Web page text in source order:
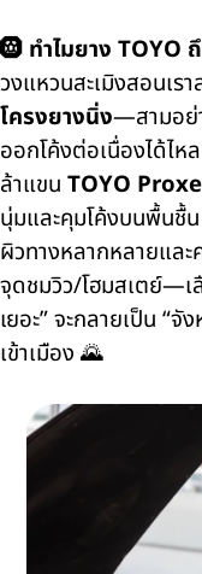
🛞 ทำไมยาง TOYO
วงแหวนสะเมิงสอนเรา
โครงยางนิ่ง—สามอย่
ออกโค้งต่อเนื่องได้ไ
ล้าแขน TOYO
นุ่มและคุมโค้งบนพื้นชื้
ผิวทางหลากหลายแล
จุดชมวิว/โฮมสเตย์—เ
เยอะ” จะกลายเป็น “
เข้าเมือง 🌄